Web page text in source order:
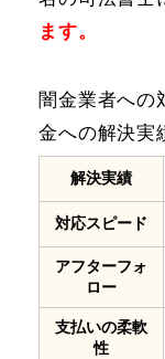
ます。
闇金業者への
金への解決実
解決実績
対応スピード
アフターフォ
ロー
支払いの柔軟
性